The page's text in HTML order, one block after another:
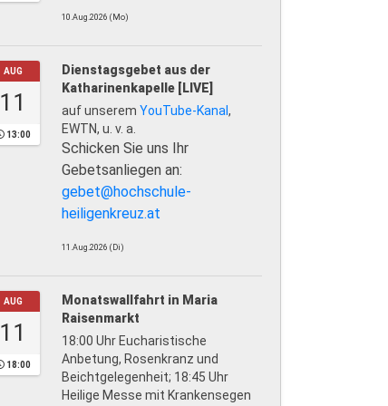
10.Aug.2026 (Mo)
AUG
11
13:00
Dienstagsgebet aus der
Katharinenkapelle [LIVE]
auf unserem YouTube-Kanal ,
EWTN, u. v. a.
Schicken Sie uns Ihr
Gebetsanliegen an:
gebet@hochschule-
heiligenkreuz.at
11.Aug.2026 (Di)
AUG
11
18:00
Monatswallfahrt in Maria
Raisenmarkt
18:00 Uhr Eucharistische
Anbetung, Rosenkranz und
Beichtgelegenheit; 18:45 Uhr
Heilige Messe mit Krankensegen